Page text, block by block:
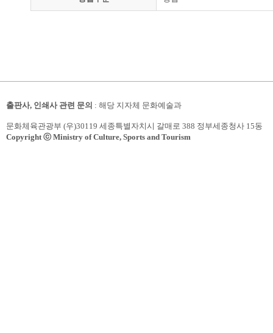
출판사, 인쇄사 관련 문의 : 해당 지자체 문화예술과
문화체육관광부 (우)30119 세종특별자치시 갈매로 388 정부세종청사 15동
Copyright ⓒ Ministry of Culture, Sports and Tourism